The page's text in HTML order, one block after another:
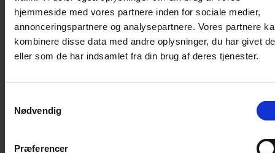
hjemmeside med vores partnere inden for sociale medier,
annonceringspartnere og analysepartnere. Vores partnere
kombinere disse data med andre oplysninger, du har givet
eller som de har indsamlet fra din brug af deres tjenester.
Nødvendig
Præferencer
Kattetegn
Kattetoilet
Kattetoilet
Selvrensende toilet